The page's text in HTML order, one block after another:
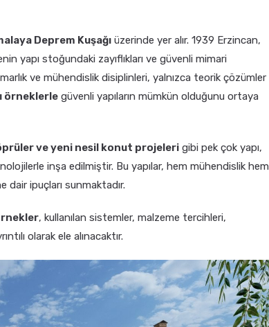
Deprem Kuşağı üzerinde yer alır. 1939 Erzincan,
yapı stoğundaki zayıflıkları ve güvenli mimari
ve mühendislik disiplinleri, yalnızca teorik çözümler
örneklerle güvenli yapıların mümkün olduğunu ortaya
ve yeni nesil konut projeleri gibi pek çok yapı,
inşa edilmiştir. Bu yapılar, hem mühendislik hem
dair ipuçları sunmaktadır.
, kullanılan sistemler, malzeme tercihleri,
olarak ele alınacaktır.